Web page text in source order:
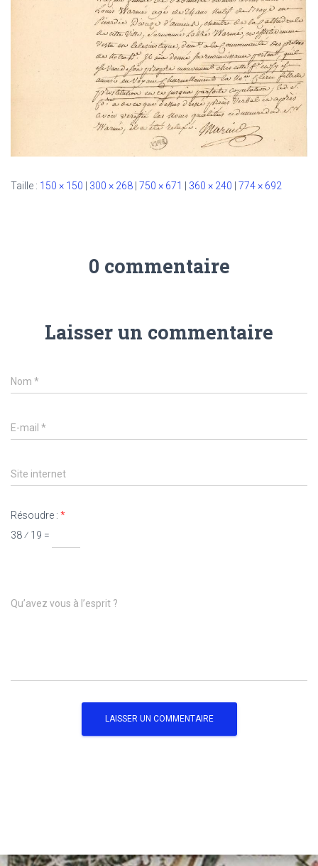
Taille : 150 × 150 300 × 268 750 × 671 360 × 240 774 × 692
0 commentaire
Laisser un commentaire
Nom *
E-mail *
Site internet
Résoudre : *
38 ⁄ 19 =
Qu’avez vous à l’esprit ?